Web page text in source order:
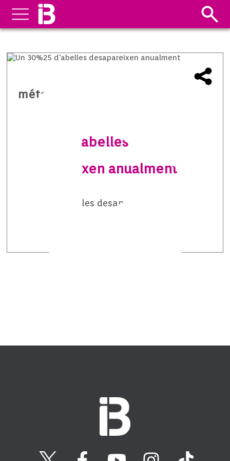
méteo temps i natura
Un 30% d’abelles
desapareixen anualment
Un 30% d’abelles desapareixen anualment